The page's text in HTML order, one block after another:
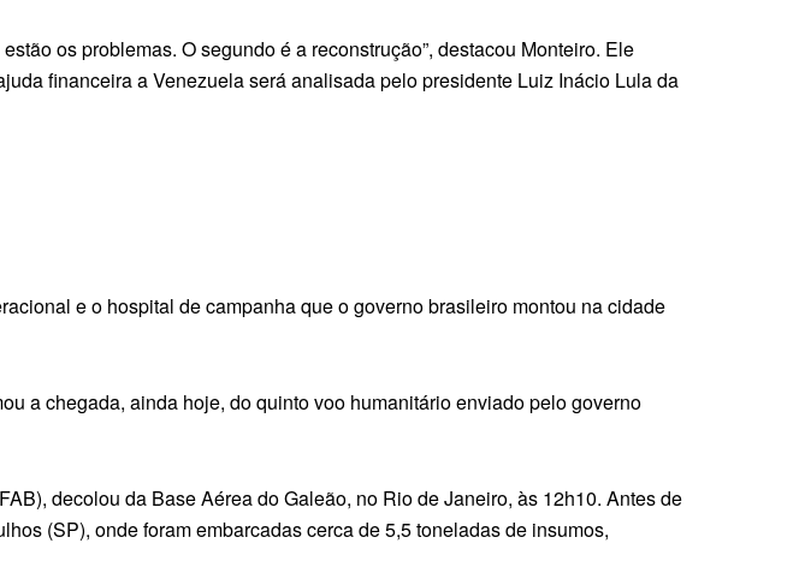
os problemas. O segundo é a reconstrução”, destacou Monteiro. Ele
financeira a Venezuela será analisada pelo presidente Luiz Inácio Lula da
e o hospital de campanha que o governo brasileiro montou na cidade
a chegada, ainda hoje, do quinto voo humanitário enviado pelo governo
decolou da Base Aérea do Galeão, no Rio de Janeiro, às 12h10. Antes de
(SP), onde foram embarcadas cerca de 5,5 toneladas de insumos,